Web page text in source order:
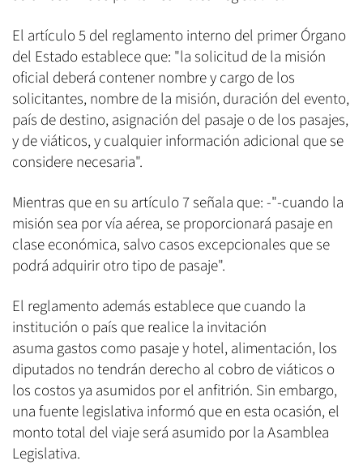
El artículo 5 del reglamento interno del primer Órgano
del Estado establece que: "la solicitud de la misión
oficial deberá contener nombre y cargo de los
solicitantes, nombre de la misión, duración del evento,
país de destino, asignación del pasaje o de los pasajes,
y de viáticos, y cualquier información adicional que se
considere necesaria".
Mientras que en su artículo 7 señala que: -"-cuando la
misión sea por vía aérea, se proporcionará pasaje en
clase económica, salvo casos excepcionales que se
podrá adquirir otro tipo de pasaje".
El reglamento además establece que cuando la
institución o país que realice la invitación
asuma gastos como pasaje y hotel, alimentación, los
diputados no tendrán derecho al cobro de viáticos o
los costos ya asumidos por el anfitrión. Sin embargo,
una fuente legislativa informó que en esta ocasión, el
monto total del viaje será asumido por la Asamblea
Legislativa.